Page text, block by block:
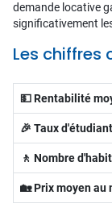
demande locative
significativement
Les
💵 Rentabilité
🎉 Taux
🚶 Nombre
🏡 Prix moyen au